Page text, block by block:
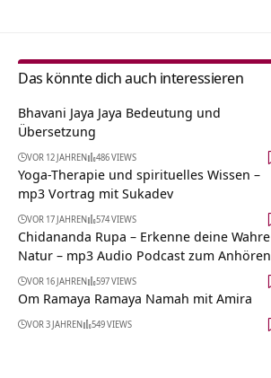
Das könnte dich auch interessieren
Bhavani Jaya Jaya Bedeutung und
Übersetzung
VOR 12 JAHREN 486 VIEWS
Yoga-Therapie und spirituelles Wissen –
mp3 Vortrag mit Sukadev
VOR 17 JAHREN 574 VIEWS
Chidananda Rupa – Erkenne deine Wahre
Natur – mp3 Audio Podcast zum Anhören
VOR 16 JAHREN 597 VIEWS
Om Ramaya Ramaya Namah mit Amira
VOR 3 JAHREN 549 VIEWS